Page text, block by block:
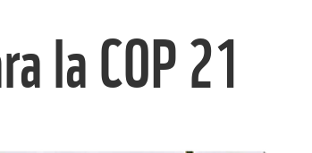
la COP 21